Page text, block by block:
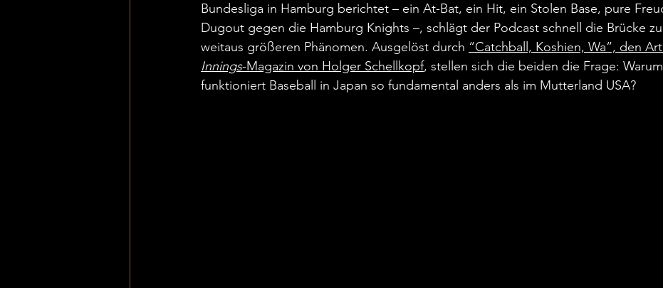
Bundesliga in Hamburg berichtet – ein At-Bat, ein Hit, ein Stolen Base, pure
Dugout gegen die Hamburg Knights –, schlägt der Podcast schnell die Brücke
weitaus größeren Phänomen. Ausgelöst durch “Catchball, Koshien, Wa”, den
Innings-Magazin von Holger Schellkopf, stellen sich die beiden die Frage: Warum
funktioniert Baseball in Japan so fundamental anders als im Mutterland USA?